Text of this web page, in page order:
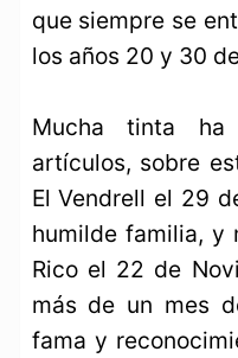
que siempre se
los años 20 y 30
Mucha tinta
artículos, sobre
El Vendrell el 29
humilde familia, y
Rico el 22 de
más de un mes
fama y